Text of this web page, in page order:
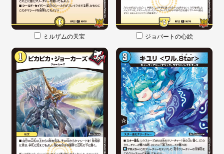
ミルザムの天宝 ジョバートの心絵